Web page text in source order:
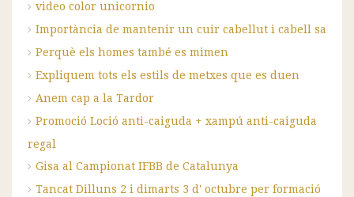
video color unicornio
Importància de mantenir un cuir cabellut i cabell sa
Perquè els homes també es mimen
Expliquem tots els estils de metxes que es duen
Anem cap a la Tardor
Promoció Loció anti-caiguda + xampú anti-caiguda
regal
Gisa al Campionat IFBB de Catalunya
Tancat Dilluns 2 i dimarts 3 d' octubre per formació